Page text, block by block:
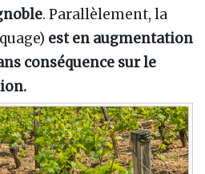
. Parallèlement, la
est en augmentation
conséquence sur le